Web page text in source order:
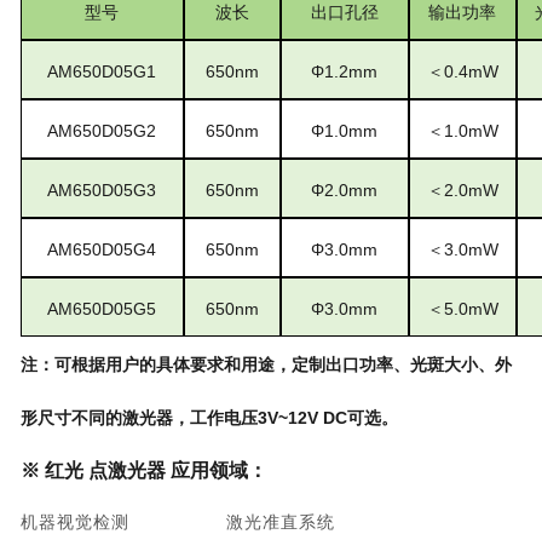
型号 波长 出口孔径 输出功率
AM650D05G1 650nm Φ1.2mm ＜0.4mW
AM650D05G2 650nm Φ1.0mm ＜ 1.0mW
AM650D05G3 650nm Φ2 .0mm ＜ 2.0mW
AM650D05G4 650nm Φ3.0mm ＜3.0mW
AM650D05G5 650nm Φ3.0mm ＜5.0mW
注：可根据用户的具体要求和用途，定制出口功率、光斑大小、外
形尺寸不同的激光器，工作电压3V~12V DC可选。
※ 红光 点激光器 应用领域：
机器视觉检测 激光准直系统